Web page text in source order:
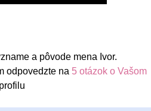
a pôvode mena Ivor.
odpovedzte na 5 otázok o Vašom